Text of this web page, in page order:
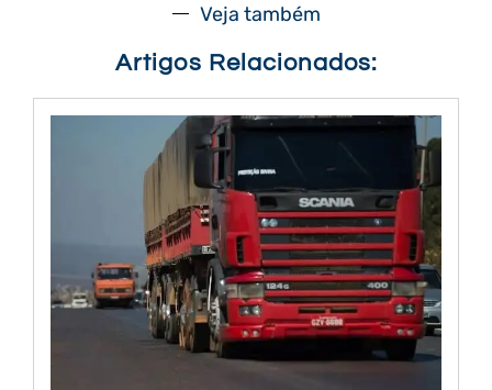
Veja também
Artigos Relacionados: